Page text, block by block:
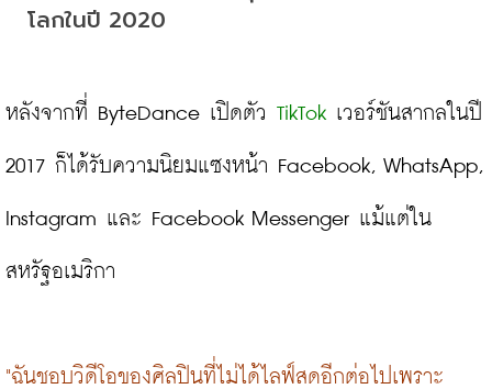
โลกในปี 2020
หลังจากที่ ByteDance เปิดตัว TikTok เวอร์ชันสากลในปี
2017 ก็ได้รับความนิยมแซงหน้า Facebook, WhatsApp,
Instagram และ Facebook Messenger แม้แต่ใน
สหรัฐอเมริกา
"ฉันชอบวิดีโอของศิลปินที่ไม่ได้ไลฟ์สดอีกต่อไปเพราะ